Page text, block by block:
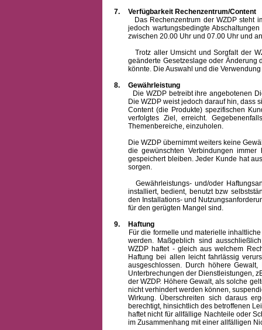
7.
Verfügbarkeit Rechenzentrum/Content
Das Rechenzentrum der WZDP steht im
jedoch wartungsbedingte
zwischen 20.00 Uhr und 07.00 Uhr und
Trotz aller Umsicht und Sorgfalt der
geänderte Gesetzeslage oder Änderung
könnte. Die Auswahl und die
8.
Gewährleistung
Die WZDP betreibt ihre angebotenen
Die WZDP weist jedoch darauf hin, dass
Content (die Produkte) spezifischen
verfolgtes Ziel, erreicht.
Themenbereiche, einzuholen.
Die WZDP übernimmt weiters keine
die gewünschten Verbindungen
gespeichert bleiben. Jeder Kunde hat
sorgen.
Gewährleistungs- und/oder
installiert, bedient, benutzt bzw
den Installations- und
für den gerügten Mangel sind.
9.
Haftung
Für die formelle und materielle
werden. Maßgeblich sind
WZDP haftet - gleich aus welchem
Haftung bei allen leicht fahrlässig
ausgeschlossen. Durch höhere
Unterbrechungen der Dienstleistungen,
der WZDP. Höhere Gewalt, als solche
nicht verhindert werden können,
Wirkung. Überschreiten sich daraus
berechtigt, hinsichtlich des betroffenen
haftet nicht für allfällige Nachteile oder
im Zusammenhang mit einer allfälligen